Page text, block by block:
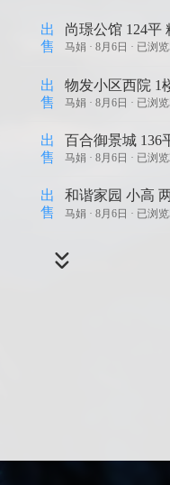
出
售
尚璟公馆 124平
马娟 ·8月6日 · 已浏
出
售
物发小区西院 1
马娟 ·8月6日 · 已浏
出
售
百合御景城 136
马娟 ·8月6日 · 已浏
出
售
和谐家园 小高
马娟 ·8月6日 · 已浏